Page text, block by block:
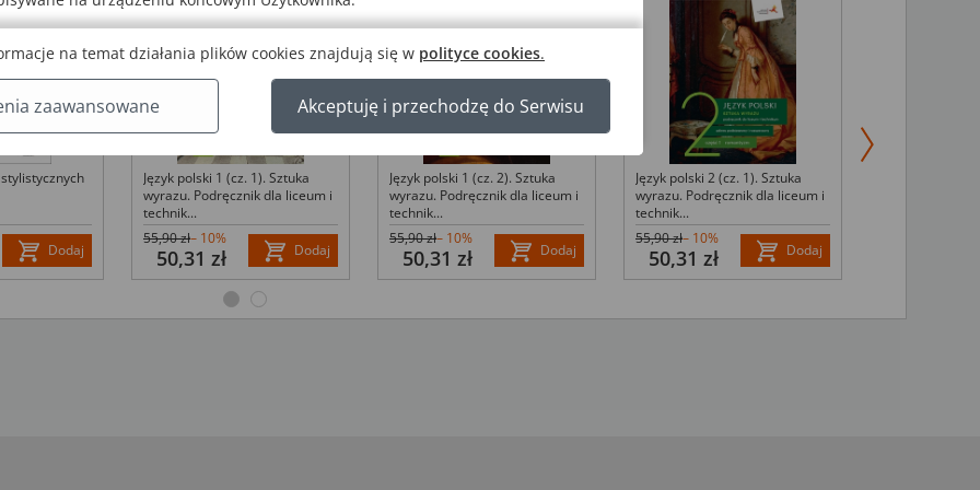
Dodaj
Język polski 1 (cz. 1). Sztuka
wyrazu. Podręcznik dla liceum i
technik...
55,90 zł– 10%
50,31 zł Dodaj
Język polski 1 (cz. 2). Sztuka
wyrazu. Podręcznik dla liceum i
technik...
55,90 zł– 10%
50,31 zł Dodaj
Język polski 2 (cz. 1). Sztuka
wyrazu. Podręcznik dla liceum i
technik...
55,90 zł– 10%
50,31 zł Dodaj
na temat działania plików cookies znajdują się w polityce cookies.
zaawansowane Akceptuję i przechodzę do Serwisu